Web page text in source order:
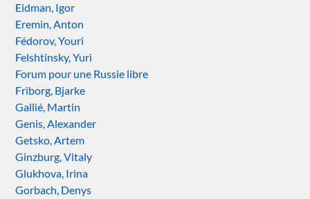
Eidman, Igor
Eremin, Anton
Fédorov, Youri
Felshtinsky, Yuri
Forum pour une Russie libre
Friborg, Bjarke
Gallié, Martin
Genis, Alexander
Getsko, Artem
Ginzburg, Vitaly
Glukhova, Irina
Gorbach, Denys